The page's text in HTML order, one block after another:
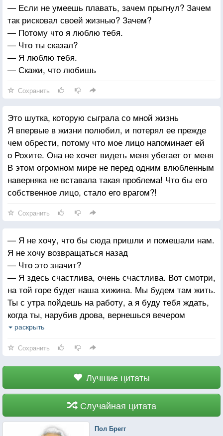
— Если не умеешь плавать, зачем прыгнул? Зачем
так рисковал своей жизнью? Зачем?
— Потому что я люблю тебя.
— Что ты сказал?
— Я люблю тебя.
— Скажи, что любишь
Сохранить
Это шутка, которую сыграла со мной жизнь
Я впервые в жизни полюбил, и потерял ее прежде
чем обрести, потому что мое лицо напоминает ей
о Рохите. Она не хочет видеть меня убегает от меня
В этом огромном мире не перед одним влюбленным
наверняка не вставала такая проблема! Что бы его
собственное лицо, стало его врагом?!
Сохранить
— Я не хочу, что бы сюда пришли и помешали нам.
Я не хочу возвращаться назад
— Что это значит?
— Я здесь счастлива, очень счастлива. Вот смотри,
на той горе будет наша хижина. Мы будем там жить.
Ты с утра пойдешь на работу, а я буду тебя ждать,
когда ты, нарубив дрова, вернешься вечером
уставшим, то, я, увидев тебя – буду улыбаться! Ты
а потом, ты будешь, готовить еду и
— Все буду делать я, или ты тоже будешь что-
— Конечно, буду!
— Буду кушать из твоих рук!
раскрыть
Сохранить
Лучшие цитаты
Случайная цитата
Пол Брегг